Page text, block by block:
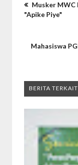
Musker MWC
"Apike Piye"
Mahasiswa
BERITA TERKAIT